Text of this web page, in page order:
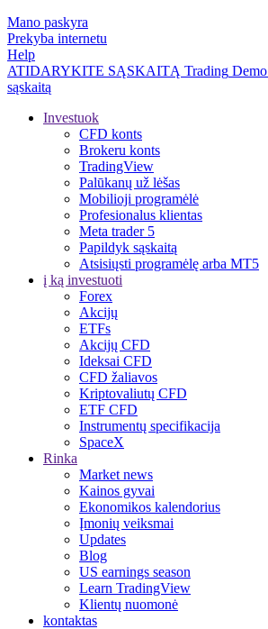
Mano paskyra
Prekyba internetu
Help
ATIDARYKITE SĄSKAITĄ Trading Demo
sąskaitą
Investuok
CFD konts
Brokeru konts
TradingView
Palūkanų už lėšas
Mobilioji programėlė
Profesionalus klientas
Meta trader 5
Papildyk sąskaitą
Atsisiųsti programėlę arba MT5
į ką investuoti
Forex
Akcijų
ETFs
Akcijų CFD
Ideksai CFD
CFD žaliavos
Kriptovaliutų CFD
ETF CFD
Instrumentų specifikacija
SpaceX
Rinka
Market news
Kainos gyvai
Ekonomikos kalendorius
Įmonių veiksmai
Updates
Blog
US earnings season
Learn TradingView
Klientų nuomonė
kontaktas